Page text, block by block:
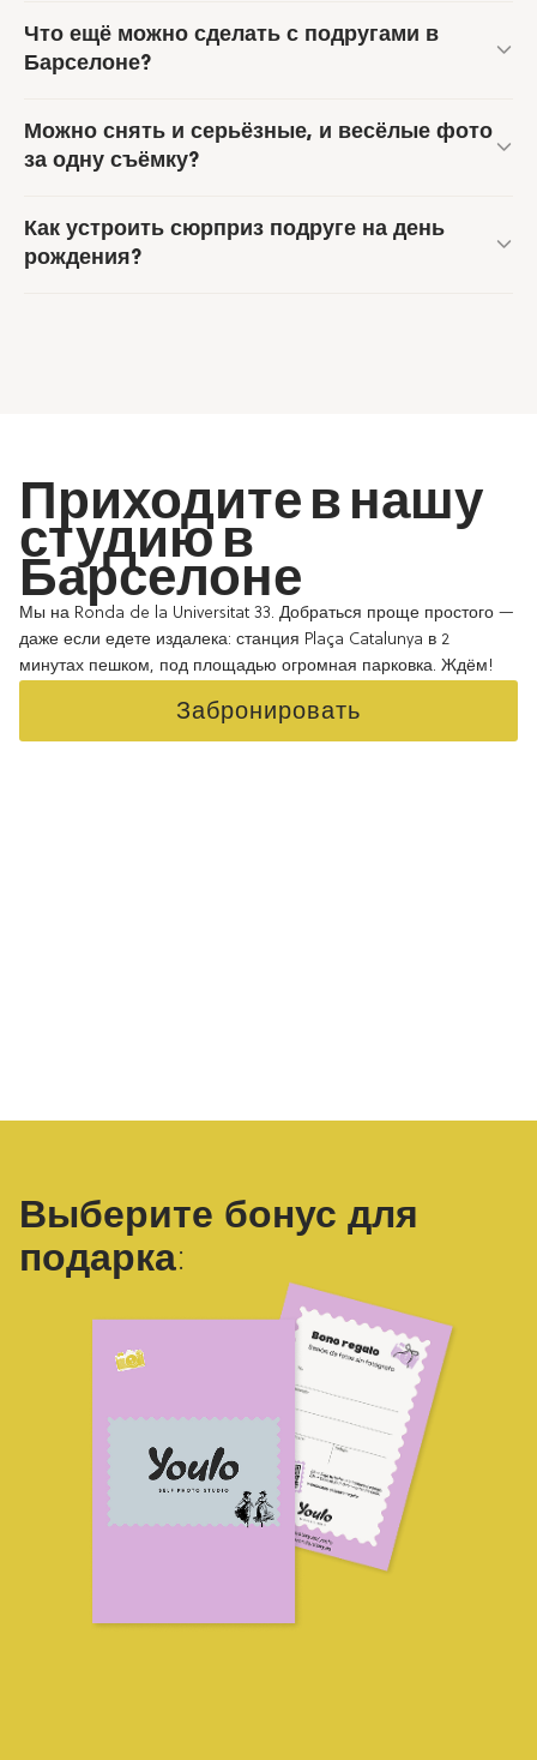
Что ещё можно сделать с подругами в
Барселоне?
Можно снять и серьёзные, и весёлые фото
за одну съёмку?
Как устроить сюрприз подруге на день
рождения?
Приходите в нашу
студию в
Барселоне
Мы на Ronda de la Universitat 33. Добраться проще простого —
даже если едете издалека: станция Plaça Catalunya в 2
минутах пешком, под площадью огромная парковка. Ждём!
Забронировать
Выберите бонус для
подарка: